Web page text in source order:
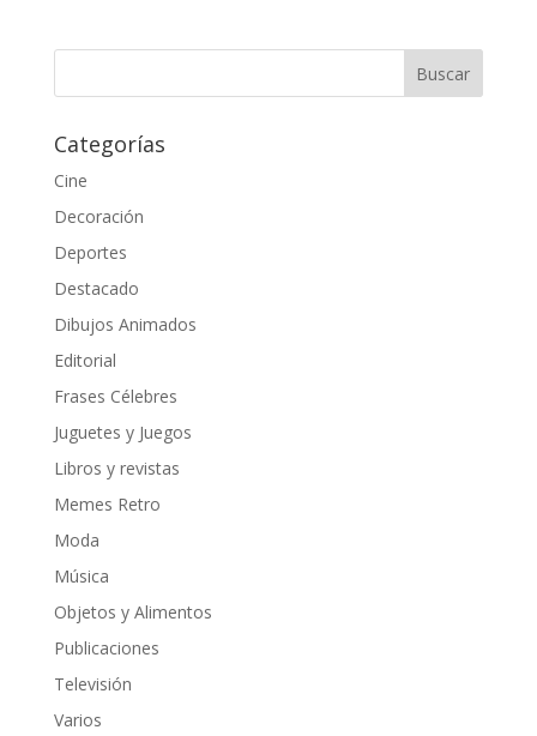
Categorías
Cine
Decoración
Deportes
Destacado
Dibujos Animados
Editorial
Frases Célebres
Juguetes y Juegos
Libros y revistas
Memes Retro
Moda
Música
Objetos y Alimentos
Publicaciones
Televisión
Varios